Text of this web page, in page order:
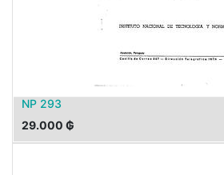
NP 293
29.000 ₲